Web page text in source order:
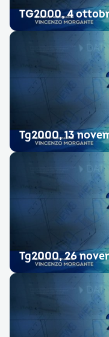
TG2000, 4
Tg2000, 13
Tg2000, 26